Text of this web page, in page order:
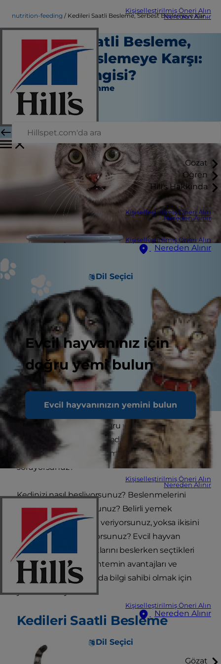
Kişiselleştirilmiş Öneri Alın
Nereden Alınır
Gözat
Öğren
Hill's Hakkında
Kişiselleştirilmiş Öneri Alın
Nereden Alınır
Kişiselleştirilmiş Öneri Alın
Nereden Alınır
Dil Seçici
Evcil hayvanınız için
doğru yemi bulun
Evcil hayvanınızın yemini bulun
Kişiselleştirilmiş Öneri Alın
Nereden Alınır
Kişiselleştirilmiş Öneri Alın
Nereden Alınır
Dil Seçici
Gözat
nutrition-feeding Kedileri Saatli Besleme, Serbest Beslemeye Karşı: En İyisi Hangisi?
Kedileri Saatli Besleme,
Serbest Beslemeye Karşı:
En İyisi Hangisi?
Beslenme ve Beslenme
Kara Murphy
|
Kedinizi beslemenin doğru yolunu bulmakta
zorlanıyor musunuz? Kendinize "Kedimi serbest
düzende mi beslemeliyim" diye mi
soruyorsunuz?
Kedinizi nasıl besliyorsunuz? Beslenmelerini
serbest mi bırakıyorsunuz? Belirli yemek
saatlerinde mi mama veriyorsunuz, yoksa ikisini
bir arada mı uyguluyorsunuz? Evcil hayvan
sahiplerinin kedi dostlarını beslerken seçtikleri
üç farklı yol ve her yöntemin avantajları ve
dezavantajları hakkında bilgi sahibi olmak için
yazımızı okuyun.
Kedileri Saatli Besleme